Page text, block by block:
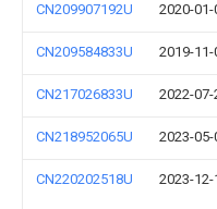
CN209907192U 2020-01-
CN209584833U 2019-11-
CN217026833U 2022-07-
CN218952065U 2023-05-
CN220202518U 2023-12-